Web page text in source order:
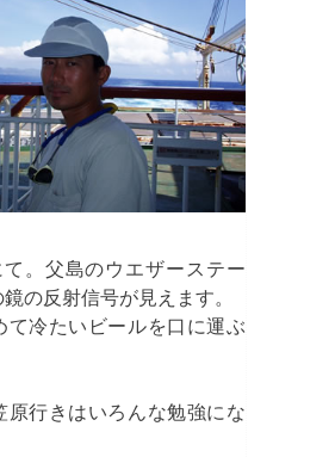
て。父島のウエザーステー
の反射信号が見えます。
て冷たいビールを口に運ぶ
行きはいろんな勉強にな